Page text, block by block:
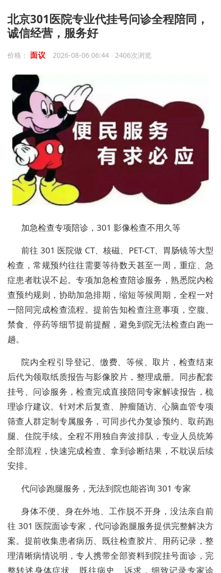
北京301医院专业代挂号问诊全程陪同，
诚信经营，服务好
价格： 面议 2026-08-06 06:44 2406次浏览
加急检查专项陪诊，301 影像检查不用久等
前往 301 医院做 CT、核磁、PET-CT、胃肠镜等大型
检查，常规预约往往需要等待数天甚至一周，重症、急
症患者耽误不起。专项加急检查陪诊服务，熟悉院内检
查预约规则，协助加急排期，缩短等候周期，全程一对
一陪同完成检查流程。提前告知检查注意事项，空腹、
禁食、停药等细节提前提醒，避免到院无法检查白跑一
趟。
院内全程引导登记、缴费、等候、取片，检查结束
后代为领取纸质报告与影像胶片，整理成册。同步配套
挂号、问诊服务，检查完成直接陪同专家解读报告，梳
理诊疗建议。针对术后复查、肿瘤随访、心脑血管专项
筛查人群定制专属服务，可同步代办复诊预约、取药跑
腿、住院手续。全程不用独自奔波排队，专业人员统筹
全部流程，快速完成检查、拿到诊断结果，不耽误后续
安排。
代问诊跑腿服务，无法到院也能咨询 301 专家
身体不便、身在外地、工作脱不开身，没法亲自前
往 301 医院面诊专家，代问诊跑腿服务提供完整解决方
案。提前收集患者病历、既往检查胶片、用药记录，整
理清晰病情说明，专人携带全部资料到院挂号面诊，完
整转述身体症状、既往病史、诉求，细致记录专家诊